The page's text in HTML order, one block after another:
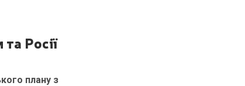
Росії
плану з